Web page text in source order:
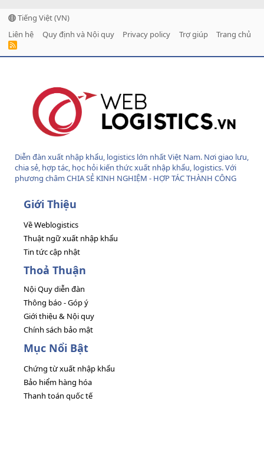
Tiếng Việt (VN)
Liên hệ
Quy định và Nội quy Privacy policy Trợ giúp Trang chủ
R
Diễn đàn xuất nhập khẩu, logistics lớn nhất Việt Nam. Nơi giao lưu,
chia sẻ, hợp tác, học hỏi kiến thức xuất nhập khẩu, logistics. Với
phương châm CHIA SẺ KINH NGHIỆM - HỢP TÁC THÀNH CÔNG
Giới Thiệu
Về Weblogistics
Thuật ngữ xuất nhập khẩu
Tin tức cập nhật
Thoả Thuận
Nội Quy diễn đàn
Thông báo - Góp ý
Giới thiệu & Nội quy
Chính sách bảo mật
Mục Nổi Bật
Chứng từ xuất nhập khẩu
Bảo hiểm hàng hóa
Thanh toán quốc tế